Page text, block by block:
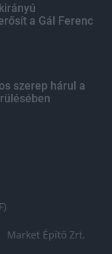
a Gál Ferenc
szerep hárul a
Market Építő Zrt.